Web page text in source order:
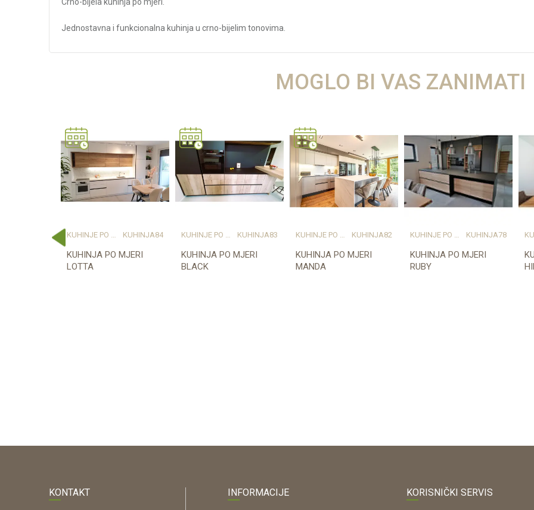
Jednostavna i funkcionalna kuhinja u crno-bijelim tonovima.
KUHINJE PO MJERI
MOGLO BI VAS ZANIMATI
KUHINJE PO MJERI KUHINJA84
KUHINJA PO MJERI
LOTTA
KUHINJE PO MJERI KUHINJA83
KUHINJA PO MJERI
BLACK
KUHINJE PO MJERI KUHINJA82
KUHINJA PO MJERI
MANDA
KUHINJE PO MJERI KUHINJA78
KUHINJA PO MJERI
RUBY
KONTAKT INFORMACIJE KORISNIČKI SERVIS